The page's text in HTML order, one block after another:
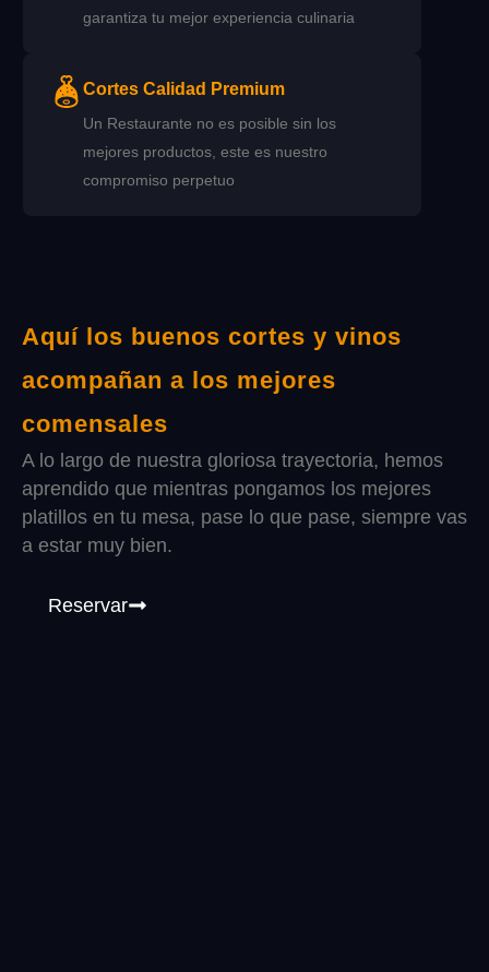
garantiza tu mejor experiencia culinaria
Cortes Calidad Premium
Un Restaurante no es posible sin los
mejores productos, este es nuestro
compromiso perpetuo
Aquí los buenos cortes y vinos
acompañan a los mejores
comensales
A lo largo de nuestra gloriosa trayectoria, hemos
aprendido que mientras pongamos los mejores
platillos en tu mesa, pase lo que pase, siempre vas
a estar muy bien.
Reservar